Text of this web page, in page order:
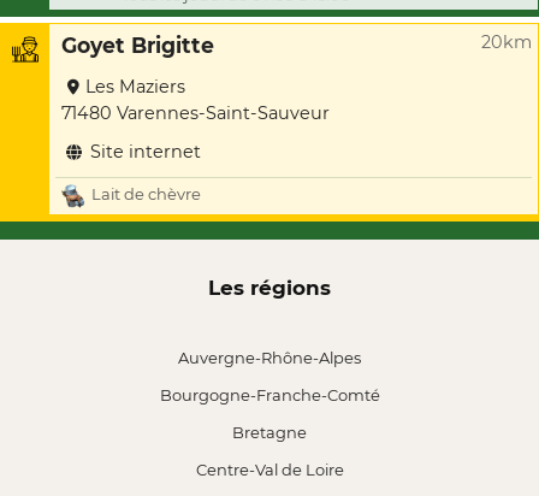
Goyet Brigitte 20km
Les Maziers
71480 Varennes-Saint-Sauveur
Site internet
Lait de chèvre
Les régions
Auvergne-Rhône-Alpes
Bourgogne-Franche-Comté
Bretagne
Centre-Val de Loire